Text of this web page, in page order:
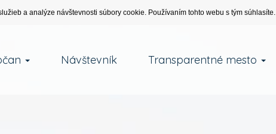
a analýze návštevnosti súbory cookie. Používaním tohto webu s tým súhlasíte.
Návštevník Transparentné mesto